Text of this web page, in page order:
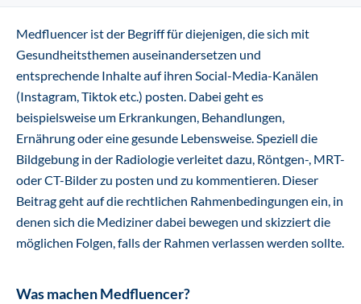
Medfluencer ist der Begriff für diejenigen, die sich mit
Gesundheitsthemen auseinandersetzen und
entsprechende Inhalte auf ihren Social-Media-Kanälen
(Instagram, Tiktok etc.) posten. Dabei geht es
beispielsweise um Erkrankungen, Behandlungen,
Ernährung oder eine gesunde Lebensweise. Speziell die
Bildgebung in der Radiologie verleitet dazu, Röntgen-, MRT-
oder CT-Bilder zu posten und zu kommentieren. Dieser
Beitrag geht auf die rechtlichen Rahmenbedingungen ein, in
denen sich die Mediziner dabei bewegen und skizziert die
möglichen Folgen, falls der Rahmen verlassen werden sollte.
Was machen Medfluencer?